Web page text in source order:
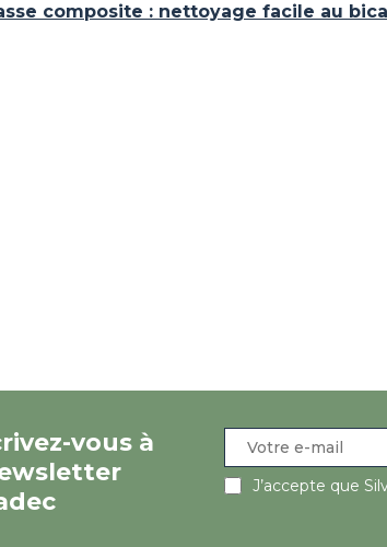
composite : nettoyage facile au
vous à
J’accepte que